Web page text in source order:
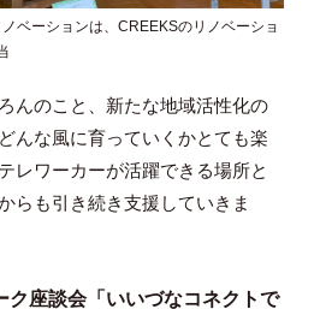
ベーションは、CREEKSのリノベーショ
んのこと、新たな地域活性化の
んな風に育っていくかとても楽
レワーカーが活躍できる場所と
らも引き続き支援していきま
ク座談会「いいづなコネクトで